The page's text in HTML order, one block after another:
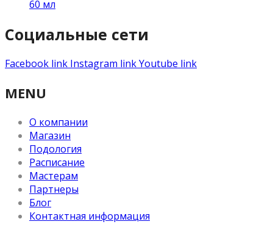
60 мл
Социальные сети
Facebook link Instagram linkYoutube link
MENU
О компании
Магазин
Подология
Расписание
Мастерам
Партнеры
Блог
Контактная информация